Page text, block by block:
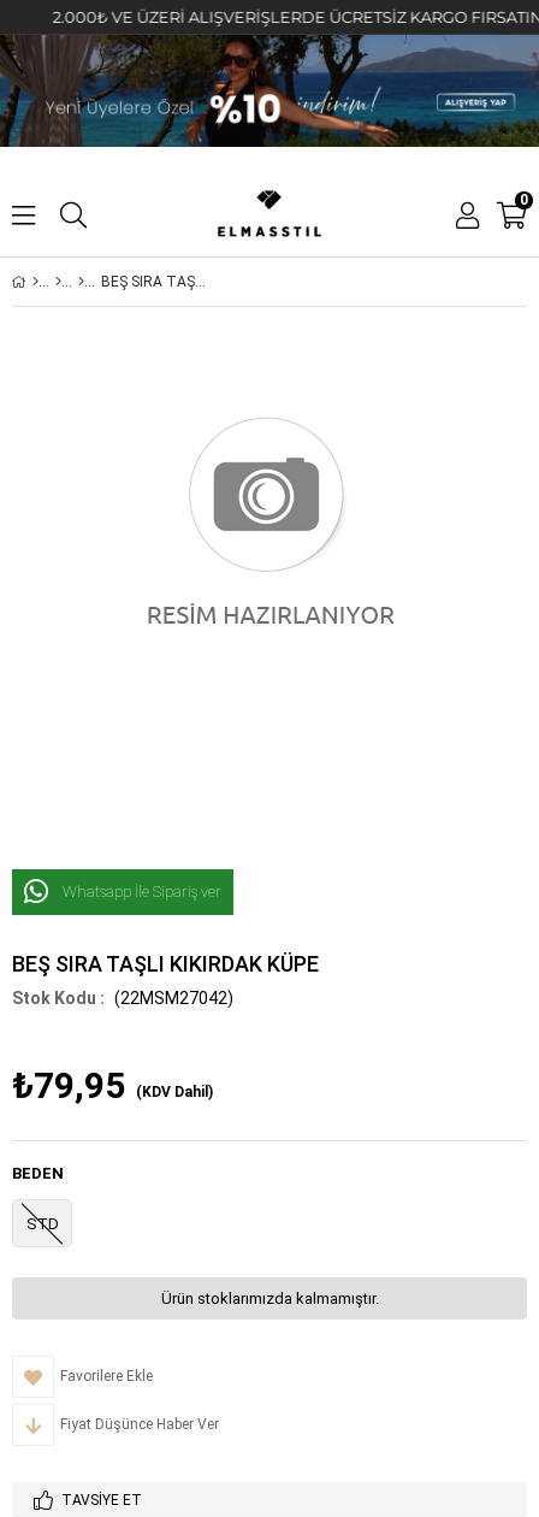
2.000₺ VE ÜZERİ ALIŞVERİŞLERDE ÜCRETSİZ KARGO FIRSATINI
0
BEŞ SIRA TAŞLI KIKIRDAK KÜPE
Whatsapp İle Sipariş ver
BEŞ SIRA TAŞLI KIKIRDAK KÜPE
(22MSM27042)
₺79,95 (KDV Dahil)
BEDEN
STD
Ürün stoklarımızda kalmamıştır.
Favorilere Ekle
Fiyat Düşünce Haber Ver
TAVSIYE ET